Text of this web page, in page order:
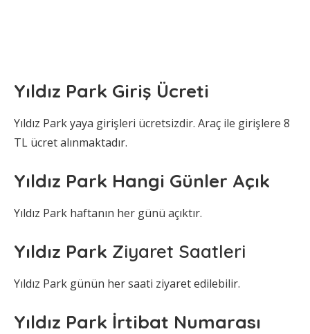
Yıldız Park Giriş Ücreti
Yıldız Park yaya girişleri ücretsizdir. Araç ile girişlere 8
TL ücret alınmaktadır.
Yıldız Park Hangi Günler Açık
Yıldız Park haftanın her günü açıktır.
Yıldız Park Ziyaret Saatleri
Yıldız Park günün her saati ziyaret edilebilir.
Yıldız Park İrtibat Numarası